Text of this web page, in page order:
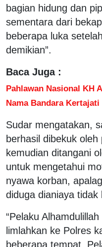
bagian hidung dan
sementara dari
beberapa luka
demikian”.
Baca Juga :
Pahlawan Nasional KH
Nama Bandara Kertajati
Sudar mengatakan,
berhasil dibekuk oleh
kemudian ditangani
untuk mengetahui
nyawa korban,
diduga dianiaya
“Pelaku
limlahkan ke Polres
beberapa tempat.